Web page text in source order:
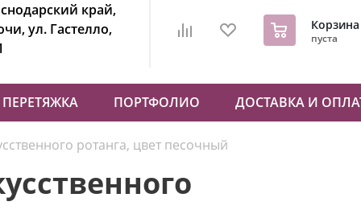
край,
ул. Гастелло,
0 Корзина
пуста
ПЕРЕТЯЖКА ПОРТФОЛИО ДОСТАВКА И
ротанга, цвет песочный